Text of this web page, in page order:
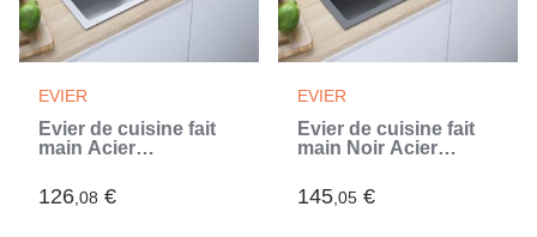
EVIER
Évier de cuisine fait
main Acier
126,08 €
EVIER
Évier de cuisine fait
main Noir Acier
145,05 €